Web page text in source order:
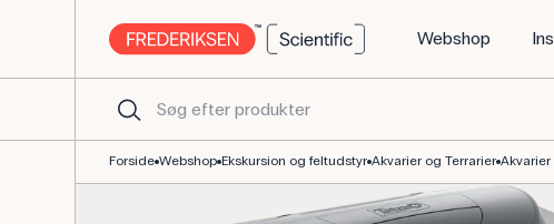
Webshop
Forside Webshop Ekskursion og feltudstyr Akvarier og Terrarier